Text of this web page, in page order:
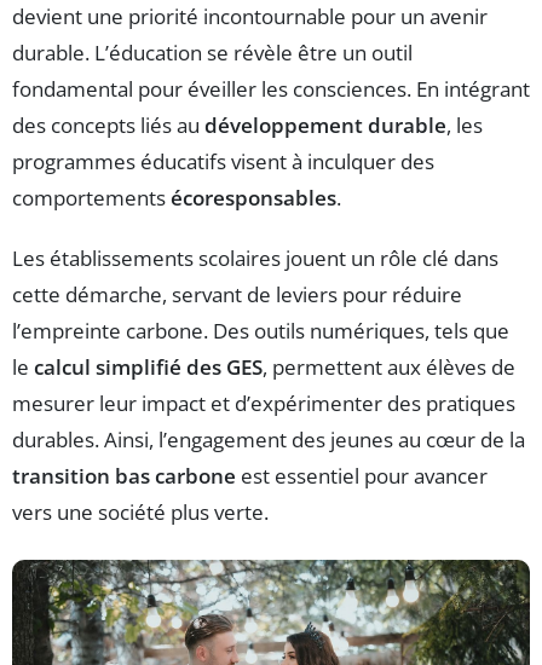
devient une priorité incontournable pour un avenir
durable. L’éducation se révèle être un outil
fondamental pour éveiller les consciences. En intégrant
des concepts liés au développement durable, les
programmes éducatifs visent à inculquer des
comportementsécoresponsables.
Les établissements scolaires jouent un rôle clé dans
cette démarche, servant de leviers pour réduire
l’empreinte carbone. Des outils numériques, tels que
le calcul simplifié des GES, permettent aux élèves de
mesurer leur impact et d’expérimenter des pratiques
durables. Ainsi, l’engagement des jeunes au cœur de la
transition bas carbone est essentiel pour avancer
vers une société plus verte.